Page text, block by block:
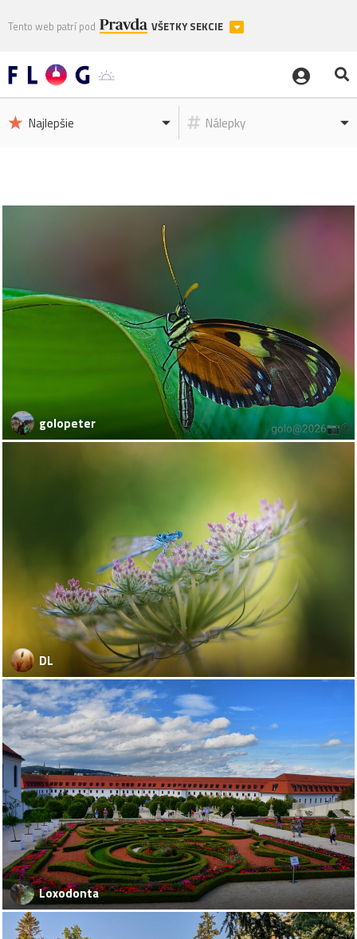
Tento web patrí pod VŠETKY SEKCIE
Najlepšie Nálepky
golopeter
DL
Loxodonta